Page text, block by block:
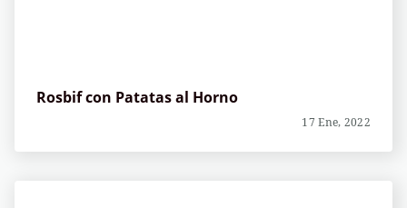
Rosbif con Patatas al Horno
17 Ene, 2022